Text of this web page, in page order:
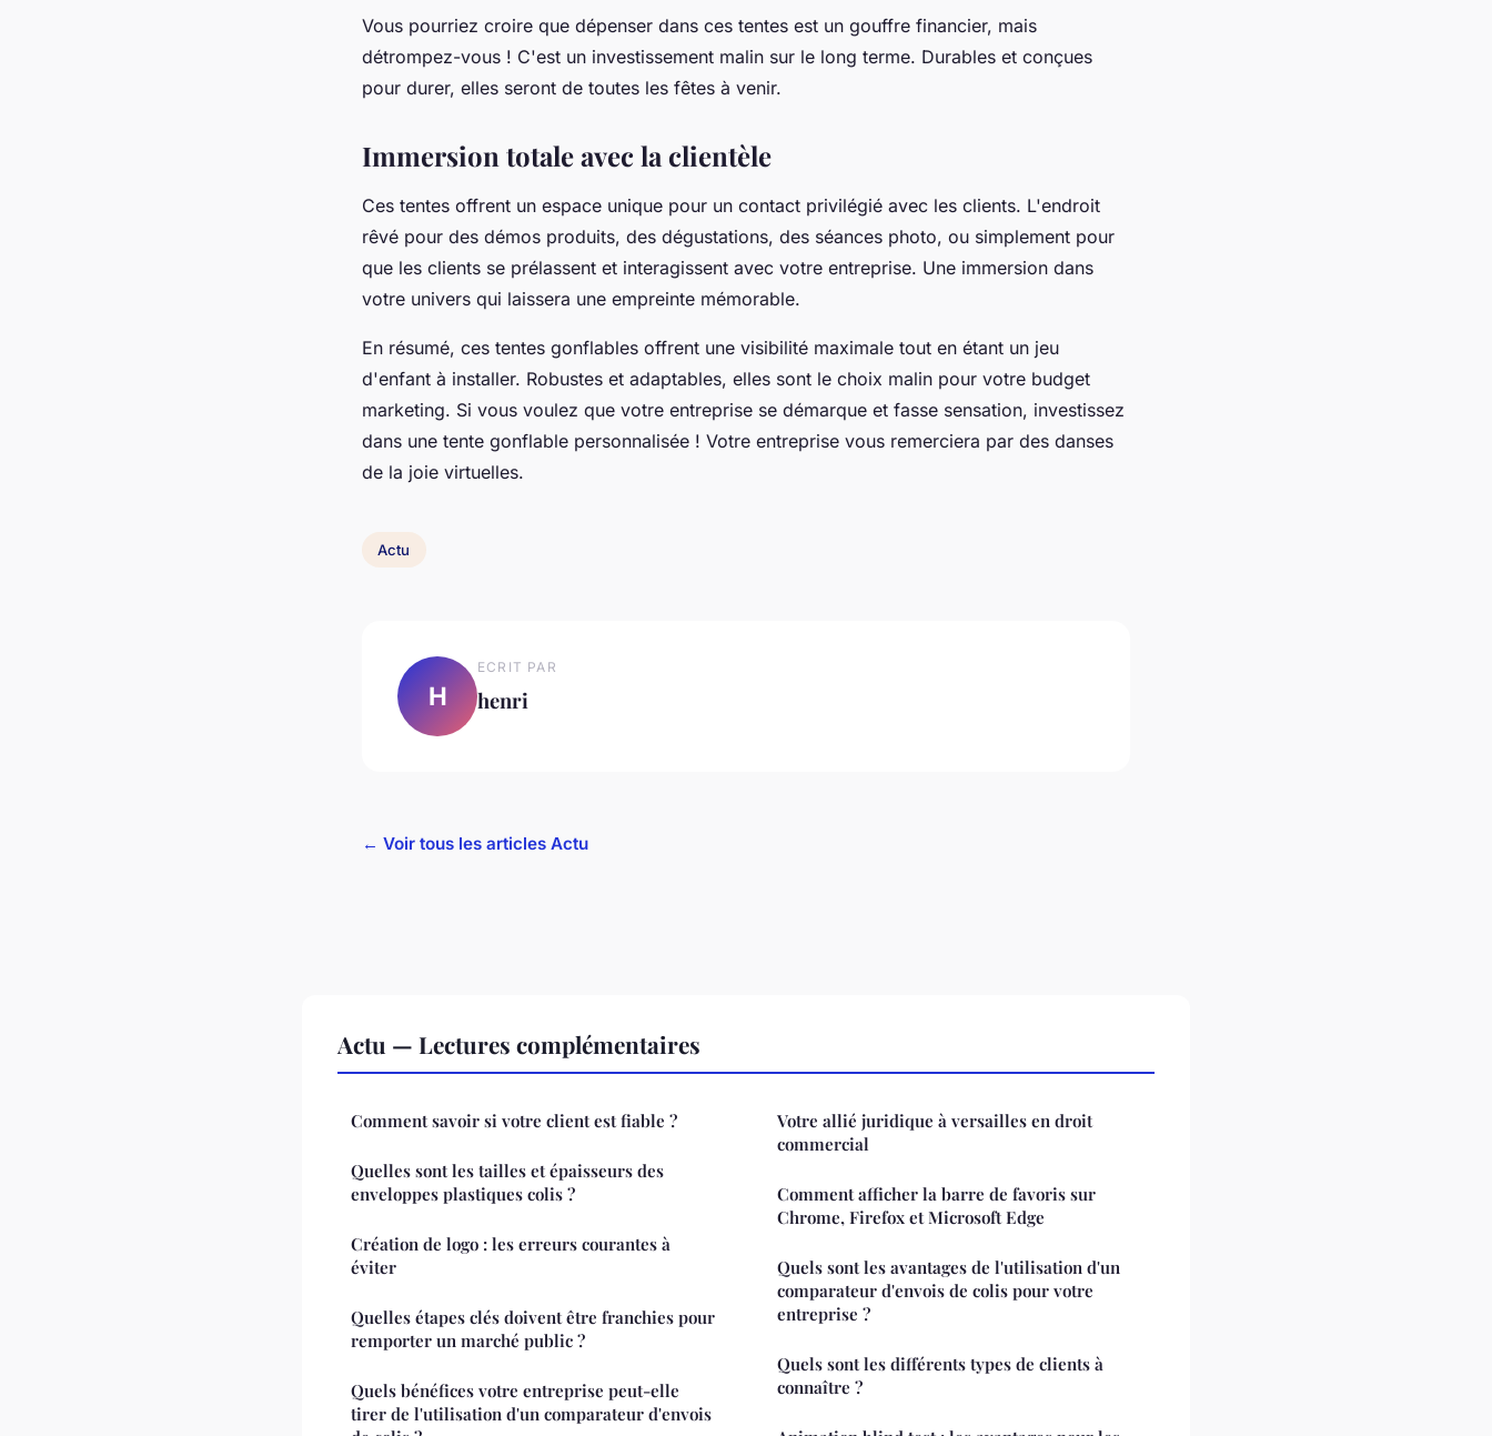
Vous pourriez croire que dépenser dans ces tentes est un gouffre financier, mais
détrompez-vous ! C'est un investissement malin sur le long terme. Durables et conçues
pour durer, elles seront de toutes les fêtes à venir.
Immersion totale avec la clientèle
Ces tentes offrent un espace unique pour un contact privilégié avec les clients. L'endroit
rêvé pour des démos produits, des dégustations, des séances photo, ou simplement pour
que les clients se prélassent et interagissent avec votre entreprise. Une immersion dans
votre univers qui laissera une empreinte mémorable.
En résumé, ces tentes gonflables offrent une visibilité maximale tout en étant un jeu
d'enfant à installer. Robustes et adaptables, elles sont le choix malin pour votre budget
marketing. Si vous voulez que votre entreprise se démarque et fasse sensation, investissez
dans une tente gonflable personnalisée ! Votre entreprise vous remerciera par des danses
de la joie virtuelles.
Actu
H
ECRIT PAR
henri
← Voir tous les articles Actu
Actu — Lectures complémentaires
Comment savoir si votre client est fiable ?
Quelles sont les tailles et épaisseurs des
enveloppes plastiques colis ?
Création de logo : les erreurs courantes à
éviter
Quelles étapes clés doivent être franchies pour
remporter un marché public ?
Quels bénéfices votre entreprise peut-elle
tirer de l'utilisation d'un comparateur d'envois
Votre allié juridique à versailles en droit
commercial
Comment afficher la barre de favoris sur
Chrome, Firefox et Microsoft Edge
Quels sont les avantages de l'utilisation d'un
comparateur d'envois de colis pour votre
entreprise ?
Quels sont les différents types de clients à
connaître ?